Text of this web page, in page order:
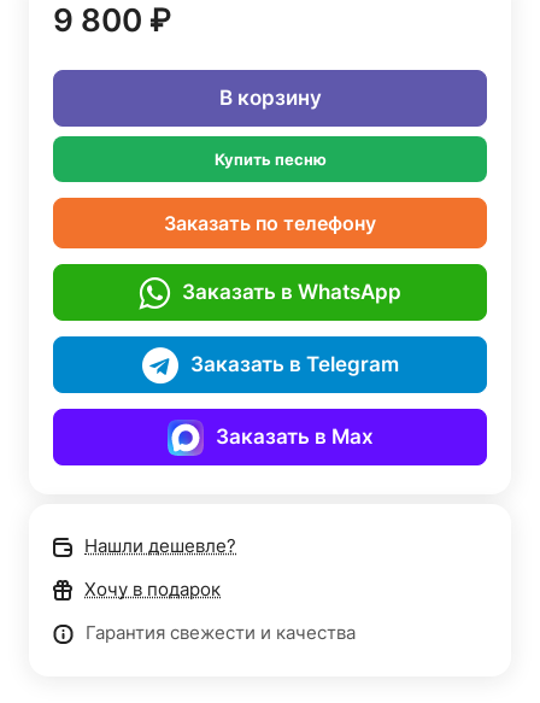
9 800 ₽
В корзину
Купить песню
Заказать по телефону
Заказать в WhatsApp
Заказать в Telegram
Заказать в Max
Нашли дешевле?
Хочу в подарок
Гарантия свежести и качества